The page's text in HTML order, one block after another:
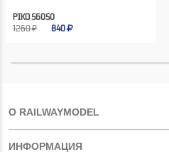
PIKO 56050
1260 ₽
840
О RAILWAYMODEL
ИНФОРМАЦИЯ